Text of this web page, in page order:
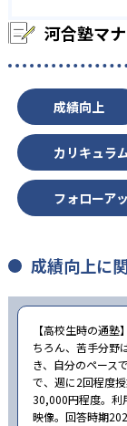
河合塾マ
成績向上
カリキュラ
フォローア
成績向上に
【高校生時の通
ちろん、苦手分野
き、自分のペース
で、週に2回程度
30,000円程度。利
映像。回答時期